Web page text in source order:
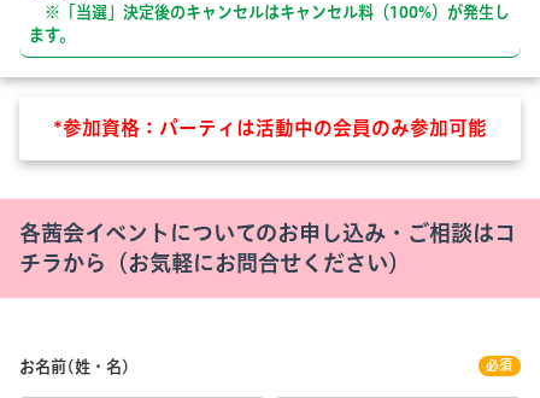
※「当選」決定後のキャンセルはキャンセル料（100%）が発生し
ます。
*参加資格：パーティは活動中の会員のみ参加可能
各茜会イベントについてのお申し込み・ご相談はコ
チラから（お気軽にお問合せください）
お名前(姓・名) 必須